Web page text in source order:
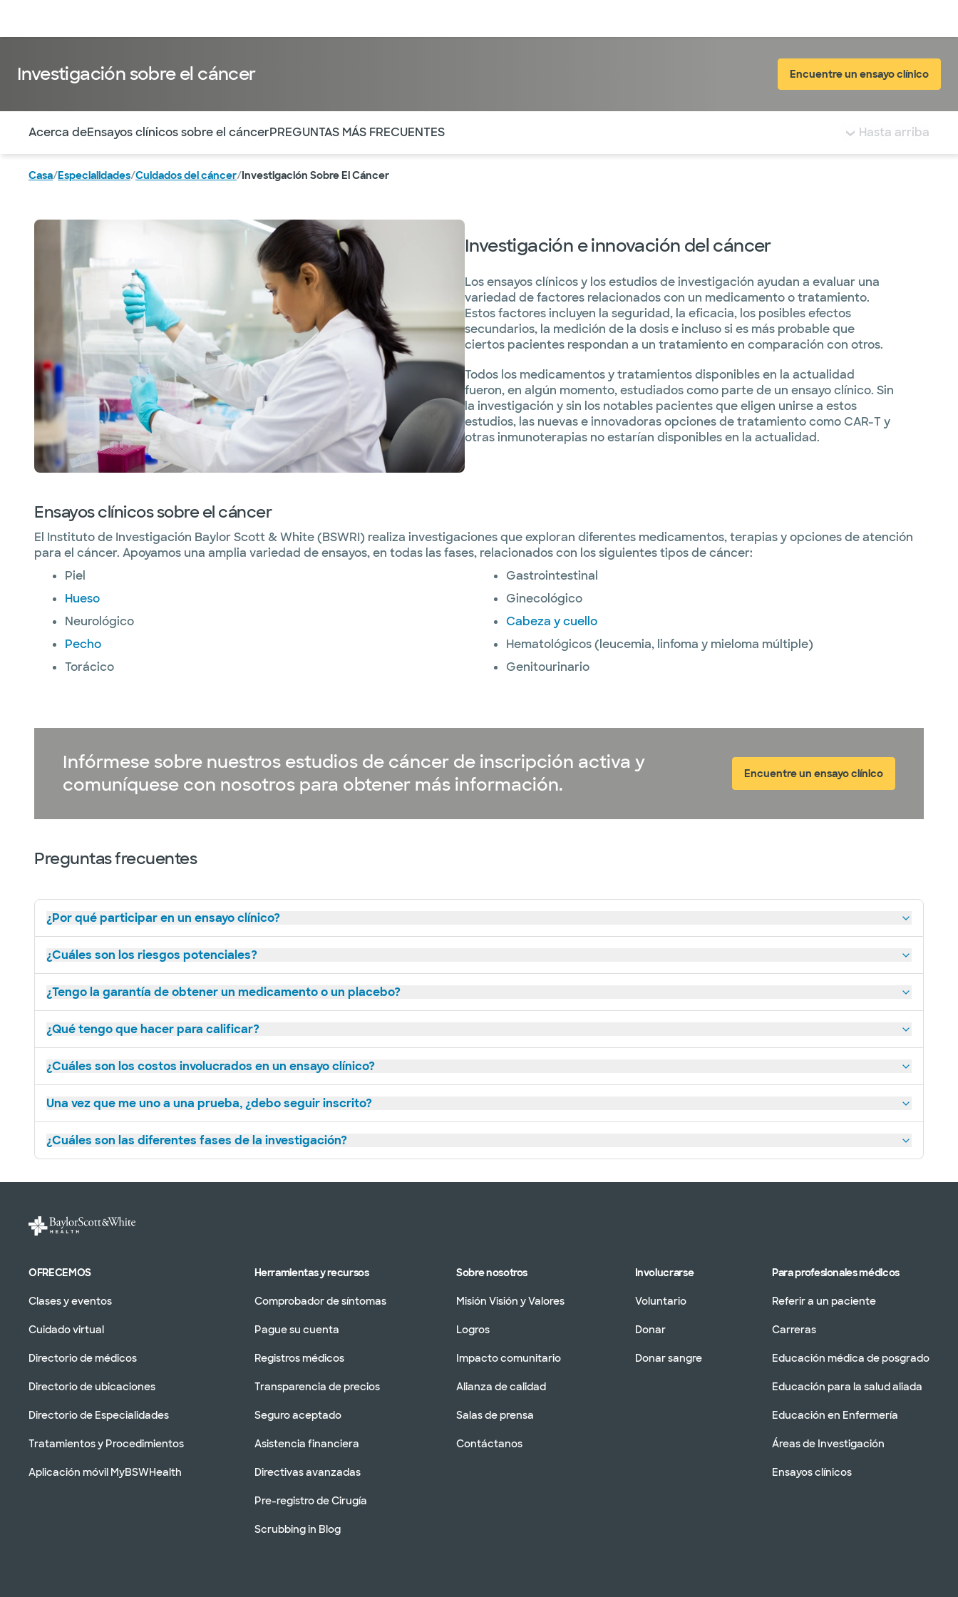
Investigación sobre el cáncer Encuentre un ensayo clínico
Acerca deEnsayos clínicos sobre el cáncerPREGUNTAS MÁS FRECUENTES Hasta arriba
Casa/Especialidades/Cuidados del cáncer/Investigación Sobre El Cáncer
Investigación e innovación del cáncer
Los ensayos clínicos y los estudios de investigación ayudan a evaluar una
variedad de factores relacionados con un medicamento o tratamiento.
Estos factores incluyen la seguridad, la eficacia, los posibles efectos
secundarios, la medición de la dosis e incluso si es más probable que
ciertos pacientes respondan a un tratamiento en comparación con otros.
Todos los medicamentos y tratamientos disponibles en la actualidad
fueron, en algún momento, estudiados como parte de un ensayo clínico. Sin
la investigación y sin los notables pacientes que eligen unirse a estos
estudios, las nuevas e innovadoras opciones de tratamiento como CAR-T y
otras inmunoterapias no estarían disponibles en la actualidad.
Ensayos clínicos sobre el cáncer
El Instituto de Investigación Baylor Scott & White (BSWRI) realiza investigaciones que exploran diferentes medicamentos, terapias y opciones de atención
para el cáncer. Apoyamos una amplia variedad de ensayos, en todas las fases, relacionados con los siguientes tipos de cáncer:
Piel
Hueso
Neurológico
Pecho
Torácico
Gastrointestinal
Ginecológico
Cabeza y cuello
Hematológicos (leucemia, linfoma y mieloma múltiple)
Genitourinario
Infórmese sobre nuestros estudios de cáncer de inscripción activa y
comuníquese con nosotros para obtener más información.
Encuentre un ensayo clínico
Preguntas frecuentes
¿Por qué participar en un ensayo clínico?
¿Cuáles son los riesgos potenciales?
¿Tengo la garantía de obtener un medicamento o un placebo?
¿Qué tengo que hacer para calificar?
¿Cuáles son los costos involucrados en un ensayo clínico?
Una vez que me uno a una prueba, ¿debo seguir inscrito?
¿Cuáles son las diferentes fases de la investigación?
OFRECEMOS
Clases y eventos
Cuidado virtual
Directorio de médicos
Directorio de ubicaciones
Directorio de Especialidades
Tratamientos y Procedimientos
Aplicación móvil MyBSWHealth
Herramientas y recursos
Comprobador de síntomas
Pague su cuenta
Registros médicos
Transparencia de precios
Seguro aceptado
Asistencia financiera
Directivas avanzadas
Pre-registro de Cirugía
Scrubbing in Blog
Sobre nosotros
Misión Visión y Valores
Logros
Impacto comunitario
Alianza de calidad
Salas de prensa
Contáctanos
Involucrarse
Voluntario
Donar
Donar sangre
Para profesionales médicos
Referir a un paciente
Carreras
Educación médica de posgrado
Educación para la salud aliada
Educación en Enfermería
Áreas de Investigación
Ensayos clínicos